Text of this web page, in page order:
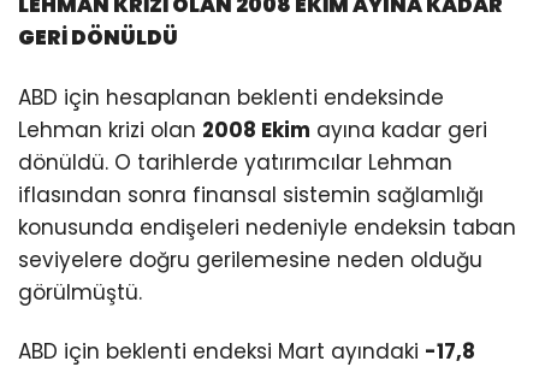
GERİ DÖNÜLDÜ
ABD için hesaplanan beklenti endeksinde
Lehman krizi olan 2008 Ekim ayına kadar geri
dönüldü. O tarihlerde yatırımcılar Lehman
iflasından sonra finansal sistemin sağlamlığı
konusunda endişeleri nedeniyle endeksin taban
seviyelere doğru gerilemesine neden olduğu
görülmüştü.
ABD için beklenti endeksi Mart ayındaki -17,8